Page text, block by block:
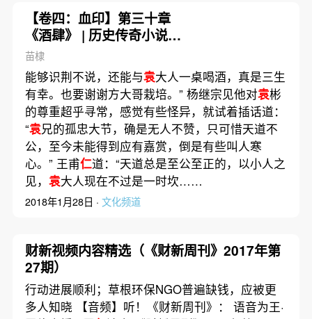
【卷四：血印】第三十章
《酒肆》 | 历史传奇小说
《赤龙》
苗棣
能够识荆不说，还能与袁大人一桌喝酒，真是三生
有幸。也要谢谢方大哥栽培。” 杨继宗见他对袁彬
的尊重超乎寻常，感觉有些怪异，就试着插话道：
“袁兄的孤忠大节，确是无人不赞，只可惜天道不
公，至今未能得到应有嘉赏，倒是有些叫人寒
心。” 王甫仁道：“天道总是至公至正的，以小人之
见， 袁大人现在不过是一时坎……
2018年1月28日 · 文化频道
财新视频内容精选（《财新周刊》2017年第
27期）
行动进展顺利；草根环保NGO普遍缺钱，应被更
多人知晓 【音频】听！《财新周刊》： 语音为王·